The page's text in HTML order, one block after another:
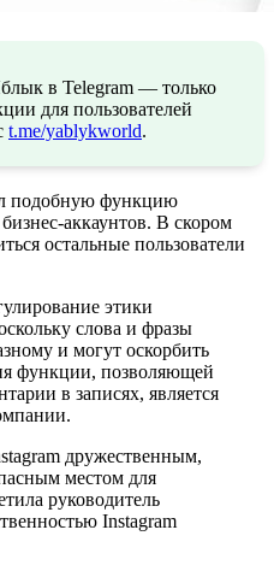
в Telegram — только
для пользователей
t.me/yablykworld.
подобную функцию
аккаунтов. В скором
остальные пользователи
этики
слова и фразы
и могут оскорбить
функции, позволяющей
в записях, является
дружественным,
местом для
руководитель
Instagram